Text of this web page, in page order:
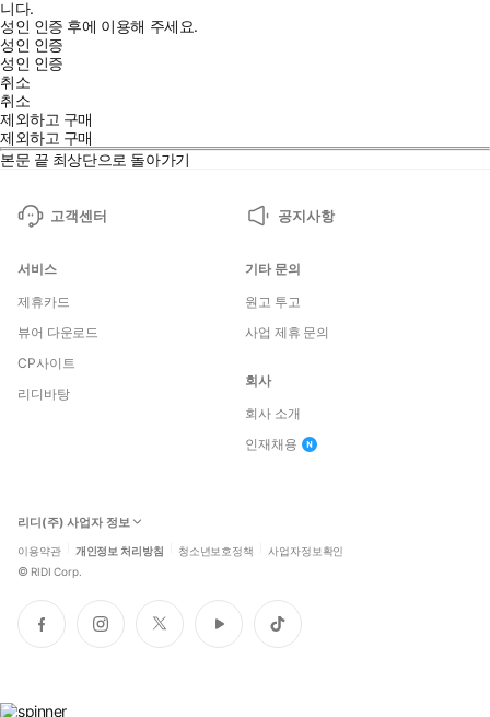
니다.
성인 인증 후에 이용해 주세요.
성인 인증
성인 인증
취소
취소
제외하고 구매
제외하고 구매
본문 끝 최상단으로 돌아가기
고객센터 공지사항
서비스
제휴카드
뷰어 다운로드
CP사이트
리디바탕
기타 문의
원고 투고
사업 제휴 문의
회사
회사 소개
인재채용
리디(주) 사업자 정보
이용약관 개인정보 처리방침 청소년보호정책 사업자정보확인
© RIDI Corp.
페
이
인
스
트
위
유
튜
틱
톡